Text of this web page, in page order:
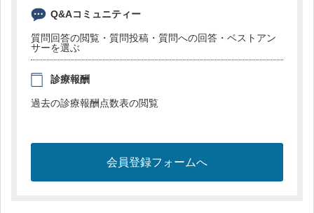
Q&Aコミュニティー
質問回答の閲覧・質問投稿・質問への回答・ベストアン
サーを選ぶ
診療報酬
過去の診療報酬点数表の閲覧
会員登録フォームへ